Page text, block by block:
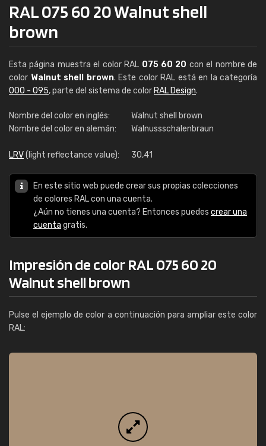
RAL 075 60 20 Walnut shell
brown
Esta página muestra el color RAL 075 60 20 con el nombre de
color Walnut shell brown. Este color RAL está en la categoría
000 - 095, parte del sistema de color RAL Design.
Nombre del color en inglés:
Walnut shell brown
Nombre del color en alemán:
Walnussschalenbraun
LRV(light reflectance value): 30,41
En este sitio web puede crear sus propias colecciones
de colores RAL con una cuenta.
¿Aún no tienes una cuenta? Entonces puedes crear una
cuenta gratis.
Impresión de color RAL 075 60 20
Walnut shell brown
Pulse el ejemplo de color a continuación para ampliar este color
RAL: